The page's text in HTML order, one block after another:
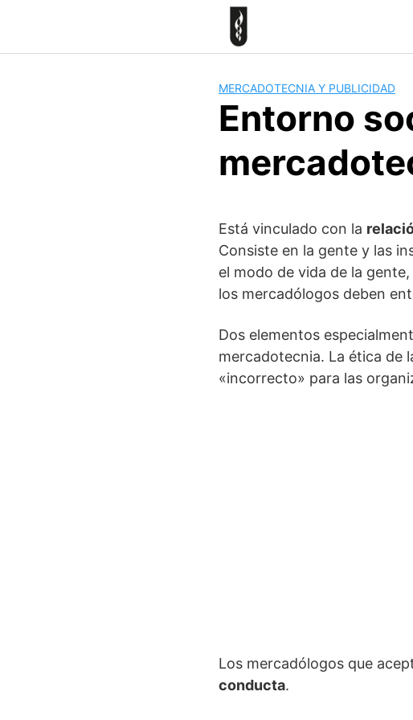
MERCADOTECNIA Y PUBLICIDAD
Entorno
Está vinculado con la
Consiste en la gente y las
el modo de vida de la
los mercadólogos deben
Dos elementos
mercadotecnia. La ética de
«incorrecto» para las
Los mercadólogos que
conducta.